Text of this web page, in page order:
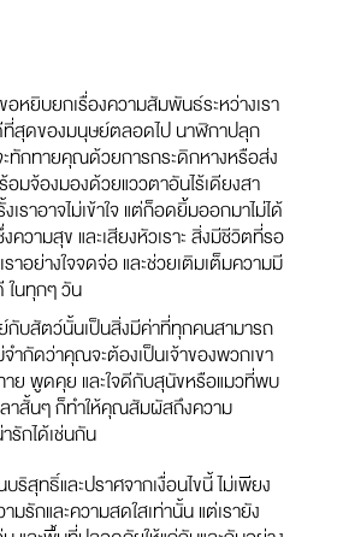
อหยิบยกเรื่องความสัมพันธ์ระหว่างเรา
สุดของมนุษย์ตลอดไป นาฬิกาปลุก
ทักทายคุณด้วยการกระดิกหางหรือส่ง
อมจ้องมองด้วยแววตาอันไร้เดียงสา
ราอาจไม่เข้าใจ แต่ก็อดยิ้มออกมาไม่ได้
ความสุข และเสียงหัวเราะ สิ่งมีชีวิตที่รอ
าอย่างใจจดจ่อ และช่วยเติมเต็มความมี
นทุกๆ วัน
กับสัตว์นั้นเป็นสิ่งมีค่าที่ทุกคนสามารถ
จำกัดว่าคุณจะต้องเป็นเจ้าของพวกเขา
าย พูดคุย และใจดีกับสุนัขหรือแมวที่พบ
ลาสั้นๆ ก็ทำให้คุณสัมผัสถึงความ
กได้เช่นกัน
สุทธิ์และปราศจากเงื่อนไขนี้ ไม่เพียง
รักและความสดใสเท่านั้น แต่เรายัง